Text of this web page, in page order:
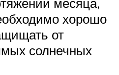
хорошо
от
солнечных